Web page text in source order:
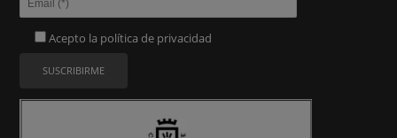
Acepto la política de privacidad